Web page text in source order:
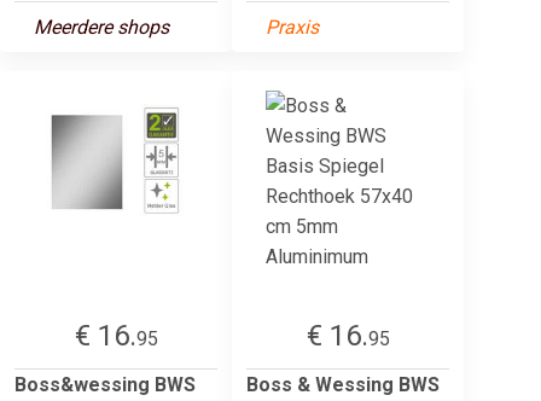
Meerdere shops Praxis
€ 16.95
Boss&wessing BWS
€ 16.95
Boss & Wessing BWS